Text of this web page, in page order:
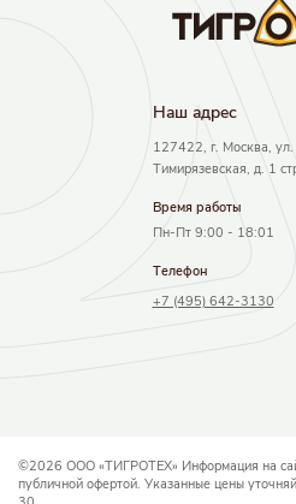
Наш адрec
127422, г. Москва, ул.
Тимирязевская, д. 1
Время работы
Пн-Пт 9:00 - 18:01
Телефон
+7 (495) 642-3130
©2026 ООО «ТИГРОТЕХ» Информация на
публичной офертой. Указанные цены